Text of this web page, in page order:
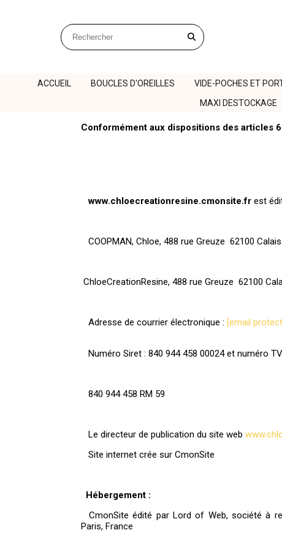
Rechercher sur le site
ACCUEIL BOUCLES D'OREILLES VIDE-POCHES ET
MAXI DESTOCKAGE
Conformément aux dispositions des articles
www.chloecreationresine.cmonsite.fr est
COOPMAN, Chloe, 488 rue Greuze 62100 Calais.
ChloeCreationResine, 488 rue Greuze 62100
Adresse de courrier électronique : [email
Numéro Siret : 840 944 458 00024 et numéro
840 944 458 RM 59
Le directeur de publication du site web
Site internet crée sur CmonSite
Hébergement :
CmonSite édité par Lord of Web, société à
Paris, France